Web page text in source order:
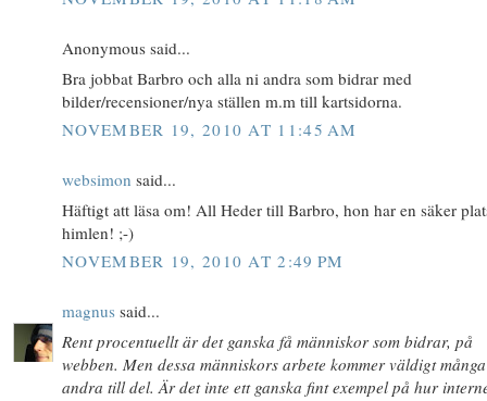
Anonymous said...
Bra jobbat Barbro och alla ni andra som bidrar med
bilder/recensioner/nya ställen m.m till kartsidorna.
NOVEMBER 19, 2010 AT 11:45 AM
websimon said...
Häftigt att läsa om! All Heder till Barbro, hon har en säker
himlen! ;-)
NOVEMBER 19, 2010 AT 2:49 PM
magnus said...
Rent procentuellt är det ganska få människor som bidrar, på
webben. Men dessa människors arbete kommer väldigt många
andra till del. Är det inte ett ganska fint exempel på hur